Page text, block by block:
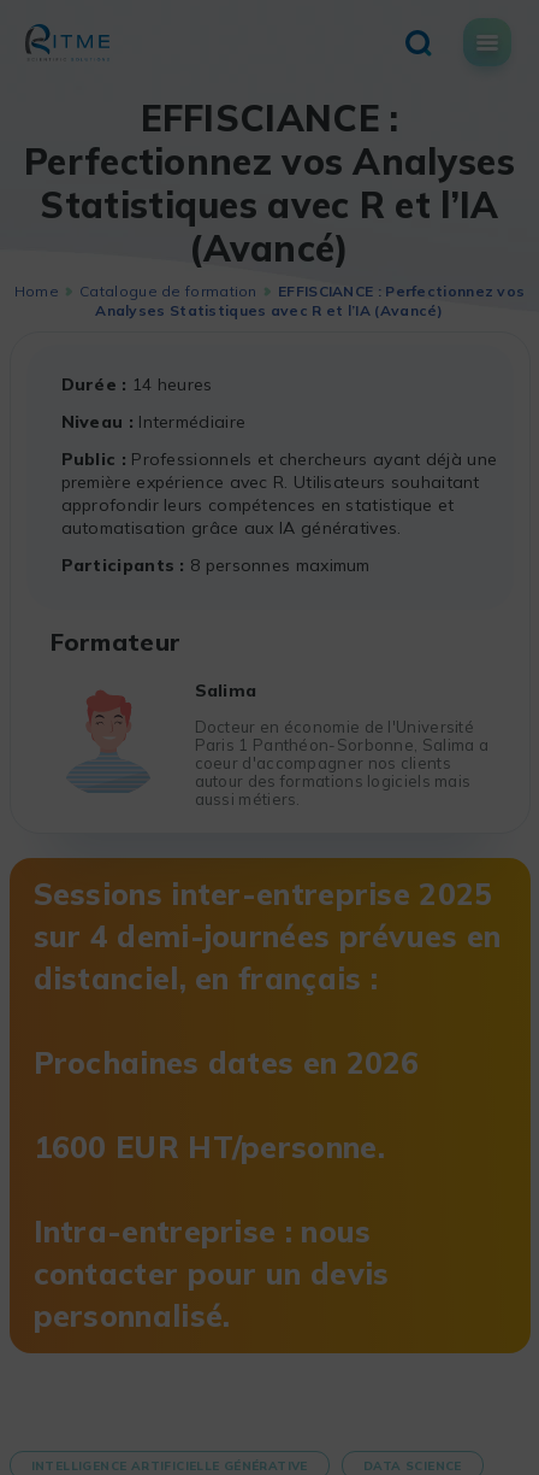
content
EFFISCIANCE :
Perfectionnez vos Analyses
Statistiques avec R et l’IA
(Avancé)
Home Catalogue de formation
EFFISCIANCE : Perfectionnez vos
Analyses Statistiques avec R et l’IA (Avancé)
INTELLIGENCE ARTIFICIELLE GÉNÉRATIVE DATA SCIENCE
Durée
14 heures
Niveau
Intermédiaire
Public
Professionnels et chercheurs ayant déjà une
première expérience avec R. Utilisateurs souhaitant
approfondir leurs compétences en statistique et
automatisation grâce aux IA génératives.
Participants
8 personnes maximum
Formateur
Salima
Docteur en économie de l'Université
Paris 1 Panthéon-Sorbonne, Salima a
coeur d'accompagner nos clients
autour des formations logiciels mais
aussi métiers.
Sessions inter-entreprise 2025
sur 4 demi-journées prévues en
distanciel, en français :
Prochaines dates en 2026
1600 EUR HT/personne.
Intra-entreprise : nous
contacter pour un devis
personnalisé.